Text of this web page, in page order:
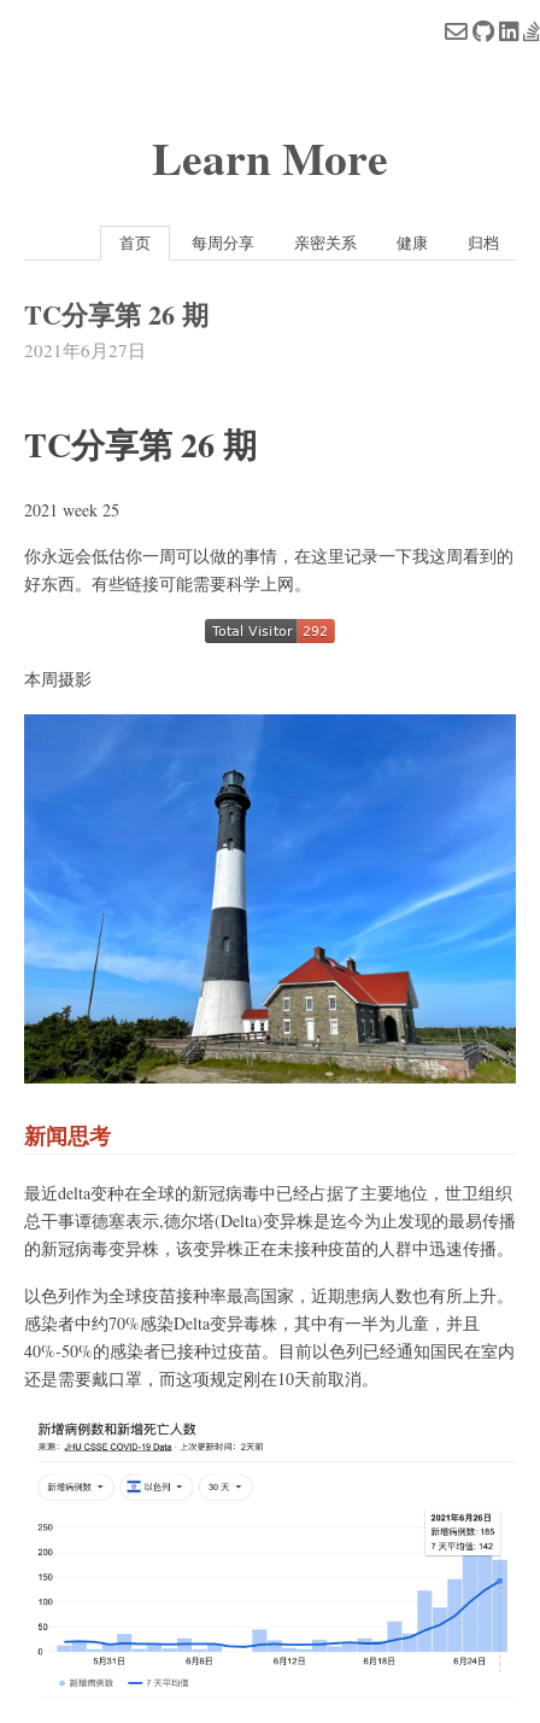
Learn More
首页 每周分享 亲密关系 健康 归档
TC分享第 26 期
2021年6月27日
TC分享第 26 期
2021 week 25
你永远会低估你一周可以做的事情，在这里记录一下我这周看到的
好东西。有些链接可能需要科学上网。
本周摄影
新闻思考
最近delta变种在全球的新冠病毒中已经占据了主要地位，世卫组织
总干事谭德塞表示,德尔塔(Delta)变异株是迄今为止发现的最易传播
的新冠病毒变异株，该变异株正在未接种疫苗的人群中迅速传播。
以色列作为全球疫苗接种率最高国家，近期患病人数也有所上升。
感染者中约70%感染Delta变异毒株，其中有一半为儿童，并且
40%-50%的感染者已接种过疫苗。目前以色列已经通知国民在室内
还是需要戴口罩，而这项规定刚在10天前取消。